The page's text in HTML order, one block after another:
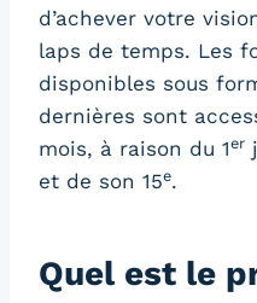
d’achever votre
laps de temps. Les
disponibles sous
dernières sont
mois, à raison du 1er
et de son 15e.
Quel est le